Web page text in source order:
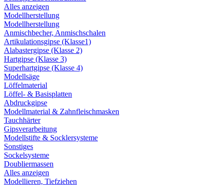
Alles anzeigen
Modellherstellung
Modellherstellung
Anmischbecher, Anmischschalen
Artikulationsgipse (Klasse1)
Alabastergipse (Klasse 2)
Hartgipse (Klasse 3)
Superhartgipse (Klasse 4)
Modellsäge
Löffelmaterial
Löffel- & Basisplatten
Abdruckgipse
Modellmaterial & Zahnfleischmasken
Tauchhärter
Gipsverarbeitung
Modellstifte & Socklersysteme
Sonstiges
Sockelsysteme
Doubliermassen
Alles anzeigen
Modellieren, Tiefziehen